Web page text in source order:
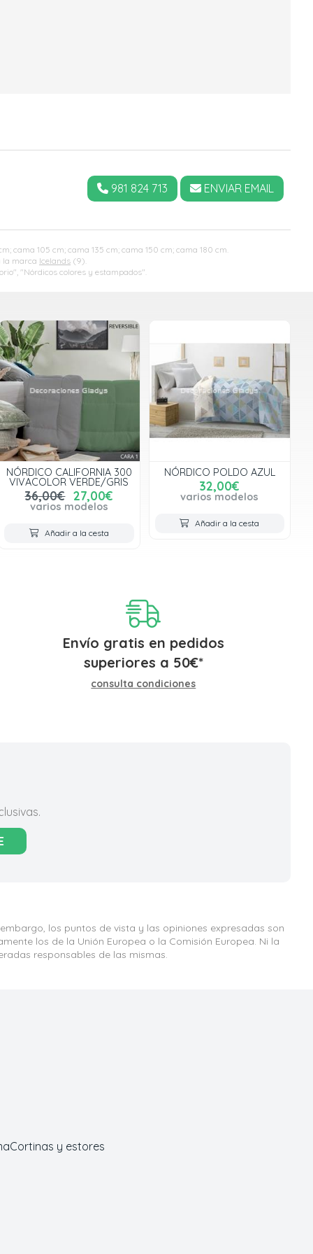
cama 105 cm; cama 135 cm; cama 150 cm; cama 180 cm.
la marca Icelands (9).
"Nórdicos colores y estampados".
981 824 713 ENVIAR EMAIL
NÓRDICO CALIFORNIA 300
VIVACOLOR VERDE/GRIS
36,00€ 27,00€
varios modelos
Añadir a la cesta
NÓRDICO POLDO AZUL
32,00€
varios modelos
Añadir a la cesta
Envío gratis en pedidos
superiores a 50€*
consulta condiciones
los puntos de vista y las opiniones expresadas son
los de la Unión Europea o la Comisión Europea. Ni la
responsables de las mismas.
Cortinas y estores